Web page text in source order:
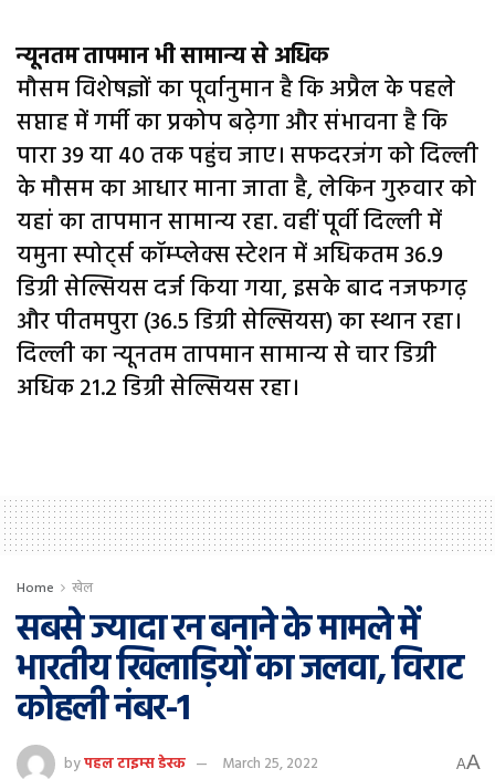
न्यूनतम तापमान भी सामान्य से अधिक
मौसम विशेषज्ञों का पूर्वानुमान है कि अप्रैल के पहले
सप्ताह में गर्मी का प्रकोप बढ़ेगा और संभावना है कि
पारा 39 या 40 तक पहुंच जाए। सफदरजंग को दिल्ली
के मौसम का आधार माना जाता है, लेकिन गुरुवार को
यहां का तापमान सामान्य रहा. वहीं पूर्वी दिल्ली में
यमुना स्पोर्ट्स कॉम्प्लेक्स स्टेशन में अधिकतम 36.9
डिग्री सेल्सियस दर्ज किया गया, इसके बाद नजफगढ़
और पीतमपुरा (36.5 डिग्री सेल्सियस) का स्थान रहा।
दिल्ली का न्यूनतम तापमान सामान्य से चार डिग्री
अधिक 21.2 डिग्री सेल्सियस रहा।
Home खेल
सबसे ज्यादा रन बनाने के मामले में
भारतीय खिलाड़ियों का जलवा, विराट
कोहली नंबर-1
byपहल टाइम्स डेस्क March 25, 2022 AA